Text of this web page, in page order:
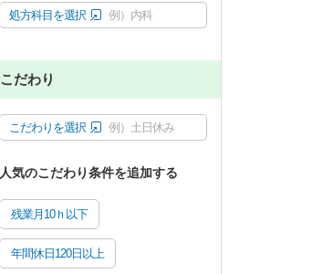
処方科目を選択 例）内科
こだわり
こだわりを選択 例）土日休み
人気のこだわり条件を追加する
残業月10ｈ以下
年間休日120日以上